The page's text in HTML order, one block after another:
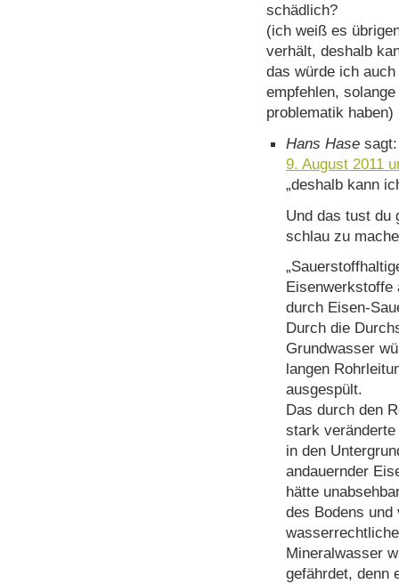
schädlich?
(ich weiß es
verhält, deshalb
das würde ich
empfehlen,
problematik haben)
Hans Hase sagt:
9. August 2011
„deshalb kann
Und das tust du
schlau zu
durch Eisen-
Durch die
Grundwasser
langen
ausgespült.
Das durch den
stark
in den
andauernder
hätte
des Bodens und
Mineralwasser
gefährdet, denn